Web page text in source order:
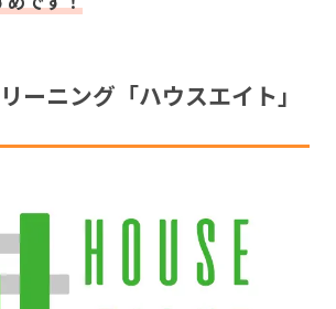
ーニング「ハウスエイト」